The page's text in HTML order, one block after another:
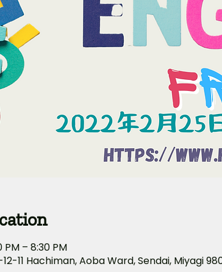
PM – 8:30 PM
11 Hachiman, Aoba Ward, Sendai, Miyagi